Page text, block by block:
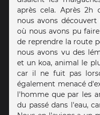
après cela. Après 2h
nous avons
où nous avons pu
de reprendre la route
nous avons vu des
et un koa, animal le
car il ne fuit pas
également menacé
l'homme que par les
du passé dans l'eau,